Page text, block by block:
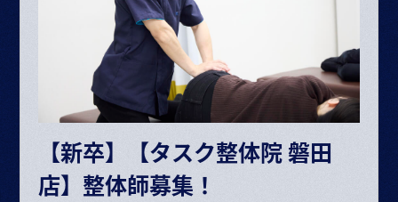
ボーナス・賞与（業績に応じて年2回）
昇給 半年に1回査定
※給与は経験や能力により決定
※試用期間6ヶ月（期間中の条件変更なし）
※固定残業時間を超えた場合は超過分別途支給
交通費規定支給
各種手当あり
【新卒】【タスク整体院 磐田
店】整体師募集！